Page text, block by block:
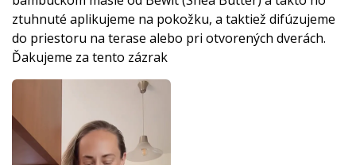
ztuhnuté aplikujeme na pokožku, a taktiež difúzujeme
do priestoru na terase alebo pri otvorených dverách.
Ďakujeme za tento zázrak